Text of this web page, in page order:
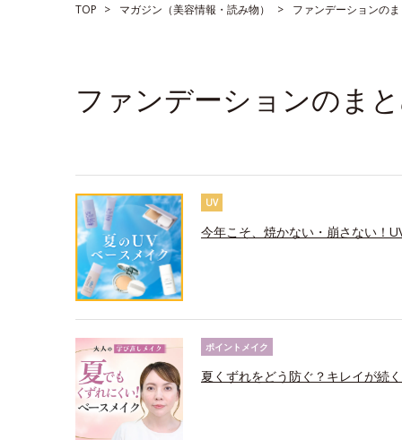
TOP マガジン（美容情報・読み物） ファンデーションの
ファンデーションのま
UV
今年こそ、焼かない・崩さない！
ポイントメイク
夏くずれをどう防ぐ？キレイが続